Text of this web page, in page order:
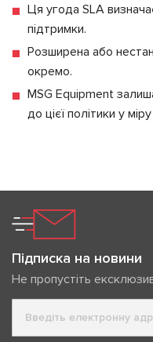
Ця угода SLA
підтримки.
Розширена або
окремо.
MSG Equipment
до цієї політики у
Підписка на новини
Не пропустіть